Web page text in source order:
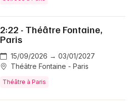
2:22 - Théâtre Fontaine,
Paris
15/09/2026 → 03/01/2027
Théâtre Fontaine - Paris
Théâtre à Paris